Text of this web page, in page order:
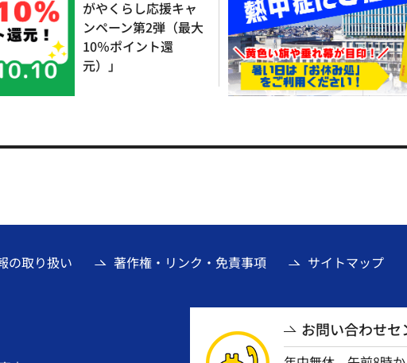
がやくらし応援キャ
ンペーン第2弾（最大
10％ポイント還
元）」
の取り扱い 著作権・リンク・免責事項 サイトマップ
お問い合わせセ